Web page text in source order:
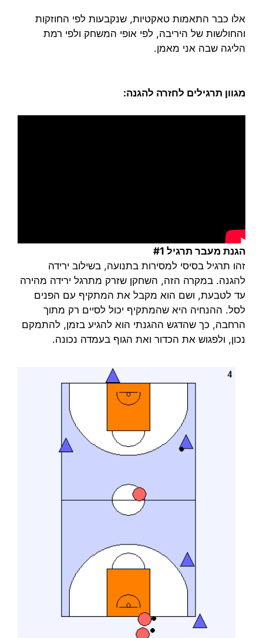
אלו כבר התאמות טאקטיות, שנקבעות לפי החוזקות
והחולשות של היריבה, לפי אופי המשחק ולפי רמת
הליגה שבה אני מאמן.
מגוון תרגילים לחזרה להגנה:
הגנת מעבר תרגיל #1
זהו תרגיל בסיסי למסירות בתנועה, בשילוב ירידה
להגנה. במקרה הזה, השחקן שזרק מתרגל ירידה מהירה
עד לטבעת, ושם הוא מקבל את המתקיף עם הפנים
לסל. ההנחיה היא שהמתקיף יכול לסיים רק מתוך
הרחבה, כך שהדגש ההגנתי הוא להגיע בזמן, להתמקם
נכון, ולפגוש את הכדור ואת הגוף בעמדה נכונה.